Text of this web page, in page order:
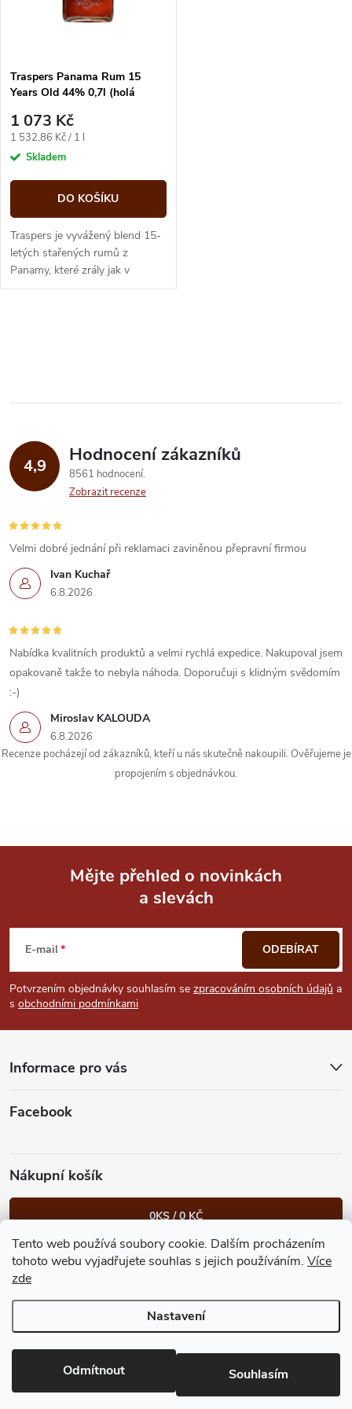
Tento web používá soubory cookie. Dalším procházením
tohoto webu vyjadřujete souhlas s jejich používáním. Více
zde
Nastavení
Odmítnout Souhlasím
p
r
o
d
u
k
s
p
r
o
d
u
Traspers Panama Rum 15
Years Old 44% 0,7l (holá
1 073 Kč
Měrná
cena:
1 532,86 Kč / 1 l
Skladem
DO KOŠÍKU
Traspers je vyvážený blend 15-
letých stařených rumů z
Panamy, které zrály jak v
nových sudech z amerického
l
d
a
c
í
p
r
v
k
y
v
i
4,9 Hodnocení zákazníků
8561 hodnocení
Zobrazit recenze
Ivan Kuchař
6.8.2026
Velmi dobré jednání při reklamaci zaviněnou přepravní firmou
Miroslav KALOUDA
6.8.2026
Nabídka kvalitních produktů a velmi rychlá expedice. Nakupoval jsem
opakovaně takže to nebyla náhoda. Doporučuji s klidným svědomím
:-)
Recenze pocházejí od zákazníků, kteří u nás skutečně nakoupili. Ověřujeme je
propojením s objednávkou.
p
a
Mějte přehled o novinkách
a slevách
E-mail
Potvrzením objednávky souhlasím se zpracováním osobních údajů a
s obchodními podmínkami
ODEBÍRAT
Informace pro vás
Facebook
Nákupní košík
0KS /0 KČ
Heureka.cz Facebook Instagram Bonvolo - přidej se taky
Vytvořil Shoptet Premium
GastroKlub.cz. Všechna práva vyhrazena.
nastavení cookies